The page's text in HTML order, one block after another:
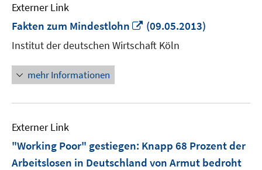
Externer Link
Fakten zum Mindestlohn
In
neuem
Fenster
(09.05.2013)
Institut der deutschen Wirtschaft Köln
mehr Informationen
Externer Link
"Working Poor" gestiegen: Knapp 68 Prozent der
Arbeitslosen in Deutschland von Armut bedroht